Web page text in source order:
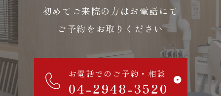
初めてご来院の方はお電話にて
ご予約をお取りください
お電話でのご予約・相談
04-2948-3520